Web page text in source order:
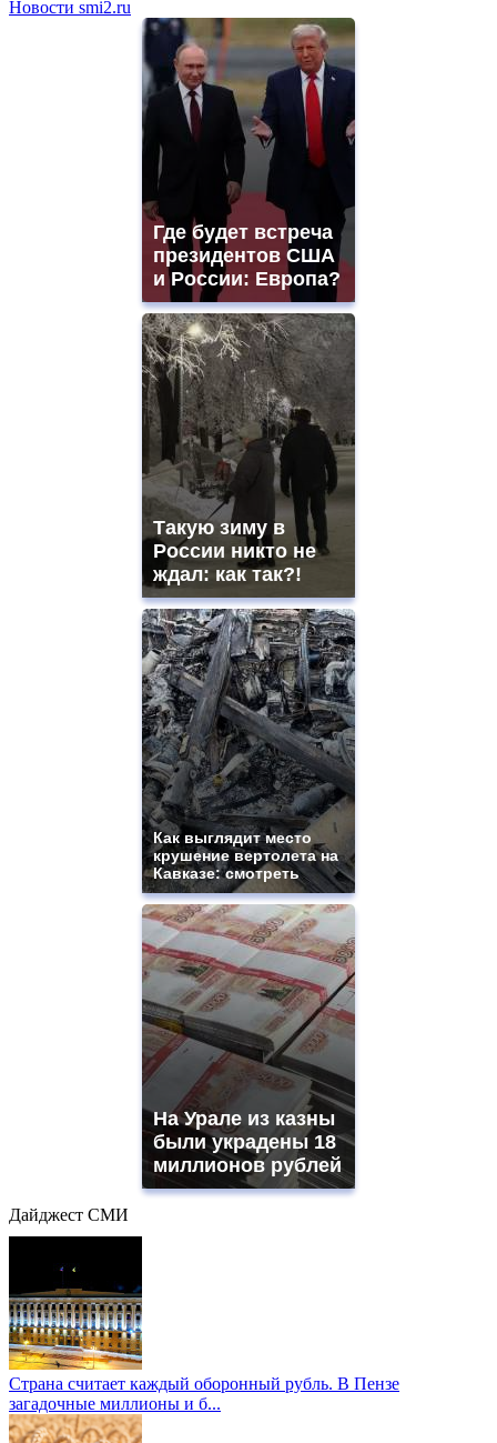
Новости smi2.ru
Где будет встреча
президентов США
и России: Европа?
Такую зиму в
России никто не
ждал: как так?!
Как выглядит место
крушение вертолета на
Кавказе: смотреть
На Урале из казны
были украдены 18
миллионов рублей
Дайджест СМИ
Страна считает каждый оборонный рубль. В Пензе
загадочные миллионы и б...